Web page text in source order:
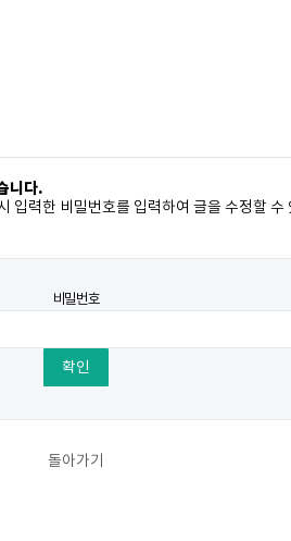
니다.
입력한 비밀번호를 입력하여 글을 수정할 수
비밀번호
돌아가기